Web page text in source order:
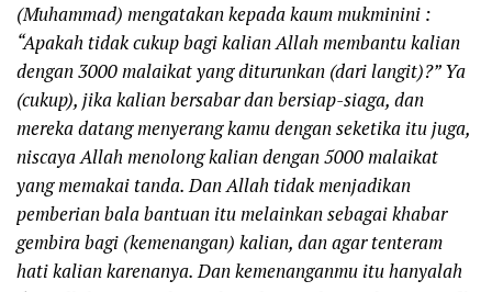
(Muhammad) mengatakan kepada kaum mukminini :
“Apakah tidak cukup bagi kalian Allah membantu kalian
dengan 3000 malaikat yang diturunkan (dari langit)?” Ya
(cukup), jika kalian bersabar dan bersiap-siaga, dan
mereka datang menyerang kamu dengan seketika itu juga,
niscaya Allah menolong kalian dengan 5000 malaikat
yang memakai tanda. Dan Allah tidak menjadikan
pemberian bala bantuan itu melainkan sebagai khabar
gembira bagi (kemenangan) kalian, dan agar tenteram
hati kalian karenanya. Dan kemenanganmu itu hanyalah